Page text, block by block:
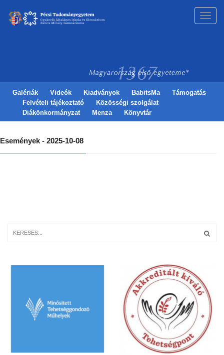
Galériák Videók Kiadványok BabitsMa
Támogatás
Felvételi tájékoztató
Közösségi szolgálat
Diákönkormányzat
Menza Könyvtár
Események - 2025-10-08